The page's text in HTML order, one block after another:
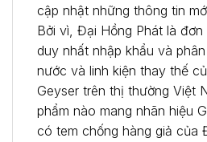
cập nhật những thông tin
Bởi vì, Đại Hồng Phát là
duy nhất nhập khẩu và
nước và linh kiện thay thế
Geyser trên thị thường Việt
phẩm nào mang nhãn hiệu
có tem chống hàng giả của